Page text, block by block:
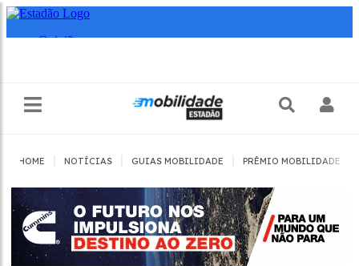
HOME NOTÍCIAS GUIAS MOBILIDADE PRÊMIO MOBILIDADE